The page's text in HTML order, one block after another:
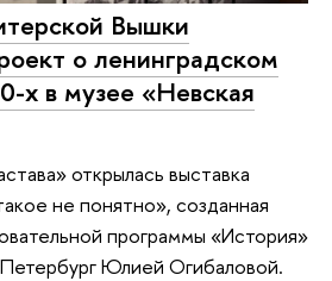
Вышки
о ленинградском
х в музее «Невская
открылась выставка
не понятно», созданная
программы «История»
Юлией Огибаловой.